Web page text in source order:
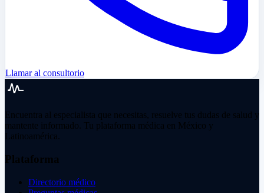
Llamar al consultorio
Encuentra al especialista que necesitas, resuelve tus dudas de salud y
mantente informado. Tu plataforma médica en México y
Latinoamérica.
Plataforma
Directorio médico